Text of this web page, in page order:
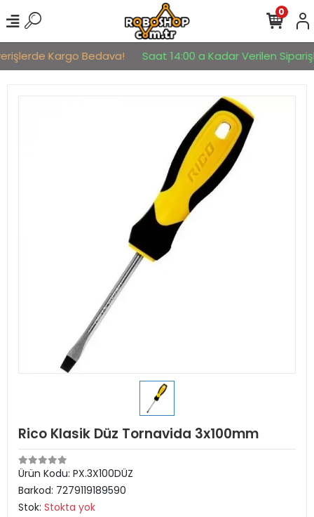
Kargo Bedava! Saat 14:00 a Kadar Verilen
0
Rico Klasik Düz Tornavida 3x100mm
Ürün Kodu: PX.3X100DÜZ
Barkod: 7279119189590
Stok: Stokta yok